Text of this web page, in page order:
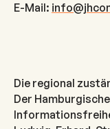
E-Mail:
Die regional
Der